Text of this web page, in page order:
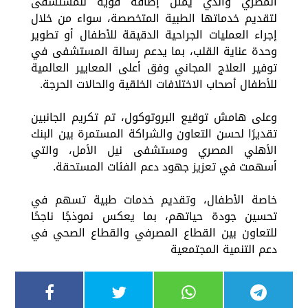
لتقديم خدماتها الطبية المتخصصة، سواء من خلال
إجراء العمليات الجراحية الدقيقة للأطفال أو تطوير
وحدة عناية القلب، بما يدعم رسالة المستشفى في
توفير العلاج المجاني وفق أعلى المعايير العالمية
للأطفال أصحاب الاختلافات الخلقية والحالات الحرجة.
وعلى هامش توقيع البروتوكول، تم تكريم الجانبين
تقديرًا لحسن التعاون والشراكة المستمرة بين البنك
الأهلي المصري ومستشفى نيل الأمل، والتي
أسهمت في تعزيز جهود دعم الفئات المستحقة.
خاصة الأطفال، وتقديم خدمات طبية تسهم في
تحسين جودة حياتهم، بما يعكس نموذجًا ناجحًا
للتعاون بين القطاع المصرفي والقطاع الصحي في
دعم التنمية المجتمعية